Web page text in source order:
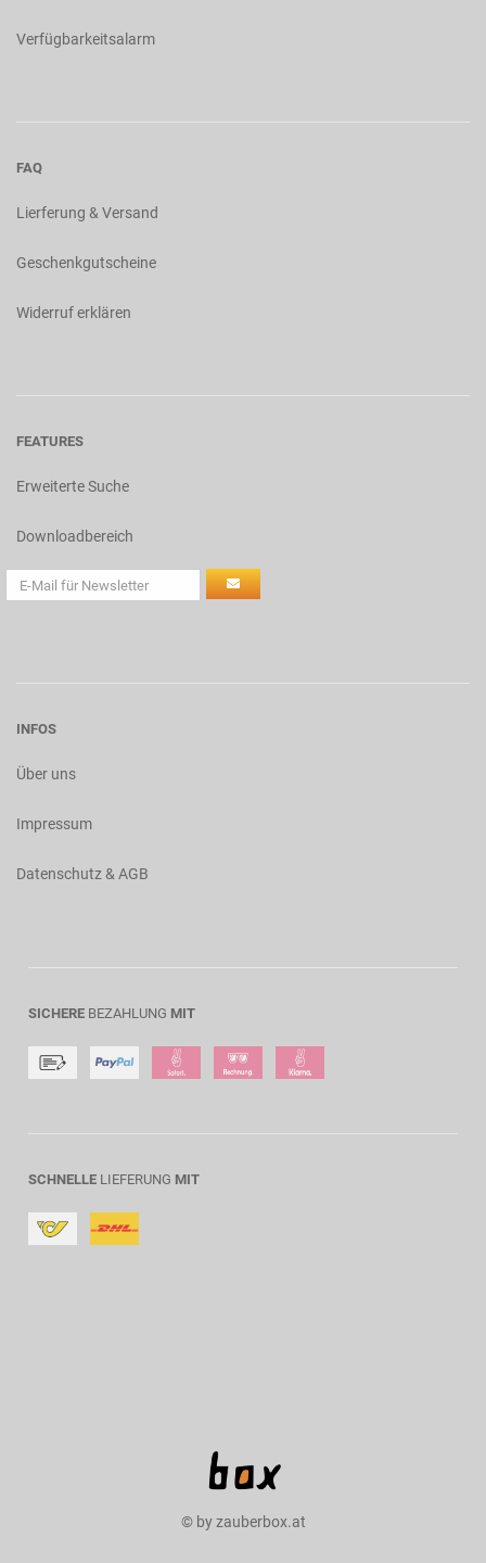
Verfügbarkeitsalarm
FAQ
Lierferung & Versand
Geschenkgutscheine
Widerruf erklären
FEATURES
Erweiterte Suche
Downloadbereich
INFOS
Über uns
Impressum
Datenschutz & AGB
SICHERE BEZAHLUNG MIT
SCHNELLE LIEFERUNG MIT
© by zauberbox.at